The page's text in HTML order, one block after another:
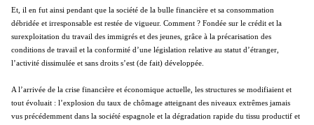
Et, il en fut ainsi pendant que la société de la bulle financière et sa consommation
débridée et irresponsable est restée de vigueur. Comment ? Fondée sur le crédit et la
surexploitation du travail des immigrés et des jeunes, grâce à la précarisation des
conditions de travail et la conformité d’une législation relative au statut d’étranger,
l’activité dissimulée et sans droits s’est (de fait) développée.
A l’arrivée de la crise financière et économique actuelle, les structures se modifiaient et
tout évoluait : l’explosion du taux de chômage atteignant des niveaux extrêmes jamais
vus précédemment dans la société espagnole et la dégradation rapide du tissu productif et